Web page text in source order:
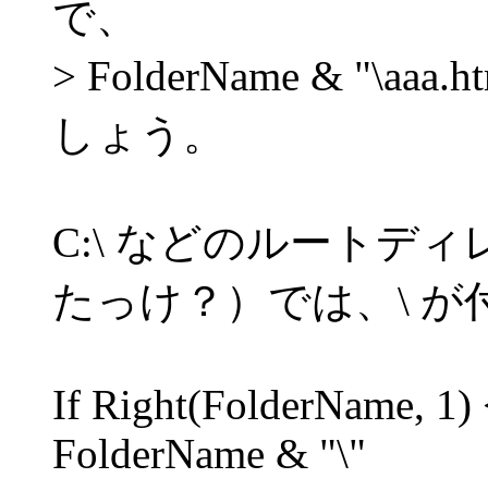
で、
> FolderName &
しょう。
C:\ などのルートディ
たっけ？）では、\ が
If Right(FolderName,
FolderName & "\"